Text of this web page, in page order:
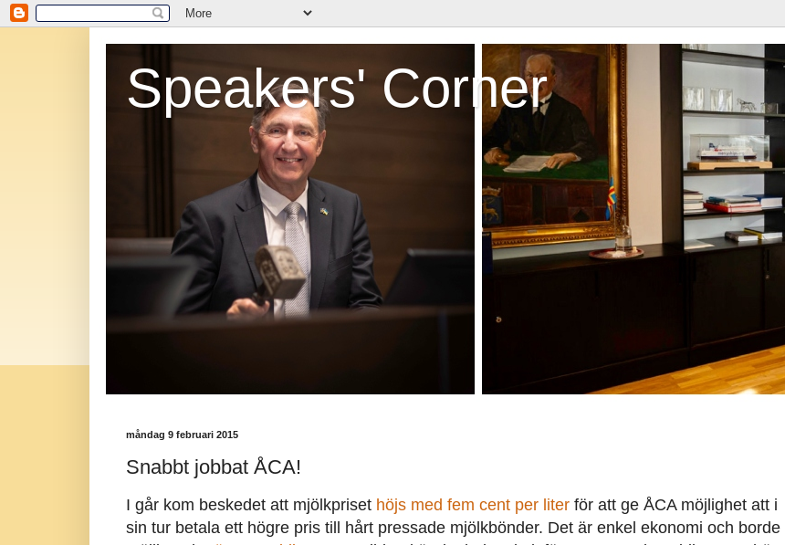
Speakers' Corner
måndag 9 februari 2015
Snabbt jobbat ÅCA!
I går kom beskedet att mjölkpriset höjs med fem cent per literför att ge ÅCA möjlighet att i
sin tur betala ett högre pris till hårt pressade mjölkbönder. Det är enkel ekonomi och borde